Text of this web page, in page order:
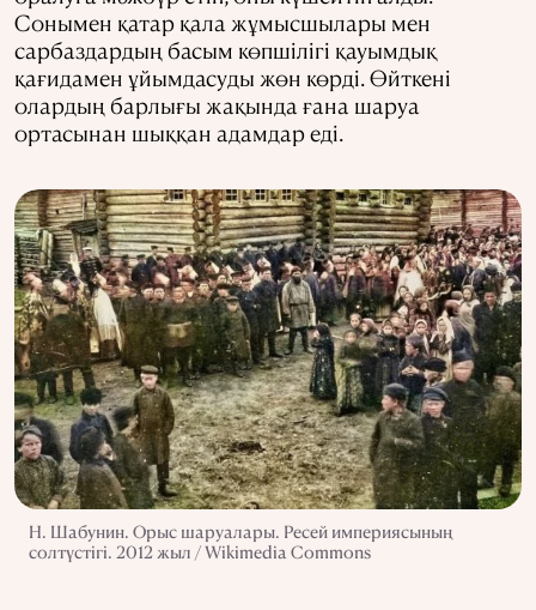
Сонымен қатар қала жұмысшылары мен
сарбаздардың басым көпшілігі қауымдық
қағидамен ұйымдасуды жөн көрді. Өйткені
олардың барлығы жақында ғана шаруа
ортасынан шыққан адамдар еді.
Н. Шабунин. Орыс шаруалары. Ресей империясының
солтүстігі. 2012 жыл / Wikimedia Commons